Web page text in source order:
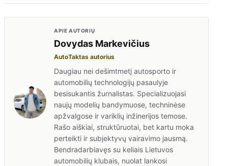
APIE AUTORIŲ
Dovydas Markevičius
AutoTaktas autorius
Daugiau nei dešimtmetį autosporto ir
automobilių technologijų pasaulyje
besisukantis žurnalistas. Specializuojasi
naujų modelių bandymuose, techninėse
apžvalgose ir variklių inžinerijos temose.
Rašo aiškiai, struktūruotai, bet kartu moka
perteikti ir subjektyvų vairavimo jausmą.
Bendradarbiavęs su keliais Lietuvos
automobilių klubais, nuolat lankosi